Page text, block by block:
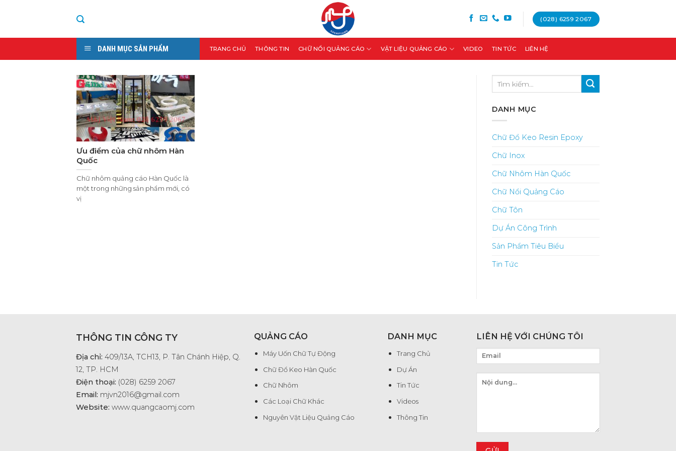
(028) 6259 2067
DANH MỤC SẢN PHẨM TRANG CHỦ THÔNG TIN CHỮ NỔI QUẢNG CÁO VẬT LIỆU QUẢNG CÁO VIDEO TIN TỨC LIÊN HỆ
Ưu điểm của chữ nhôm Hàn
Quốc
Chữ nhôm quảng cáo Hàn Quốc là
một trong những sản phẩm mới, có
vị
DANH MỤC
Chữ Đổ Keo Resin Epoxy
Chữ Inox
Chữ Nhôm Hàn Quốc
Chữ Nổi Quảng Cáo
Chữ Tôn
Dự Án Công Trình
Sản Phẩm Tiêu Biểu
Tin Tức
THÔNG TIN CÔNG TY
Địa chỉ: 409/13A, TCH13, P. Tân Chánh Hiệp, Q.
12, TP. HCM
Điện thoại: (028) 6259 2067
Email: mjvn2016@gmail.com
Website: www.quangcaomj.com
QUẢNG CÁO
Máy Uốn Chữ Tự Động
Chữ Đổ Keo Hàn Quốc
Chữ Nhôm
Các Loại Chữ Khác
Nguyên Vật Liệu Quảng Cáo
DANH MỤC
Trang Chủ
Dự Án
Tin Tức
Videos
Thông Tin
LIÊN HỆ VỚI CHÚNG TÔI